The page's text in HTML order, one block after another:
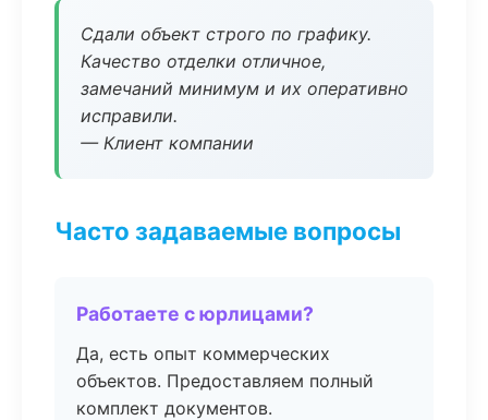
Сдали объект строго по графику.
Качество отделки отличное,
замечаний минимум и их оперативно
исправили.
— Клиент компании
Часто задаваемые вопросы
Работаете с юрлицами?
Да, есть опыт коммерческих
объектов. Предоставляем полный
комплект документов.